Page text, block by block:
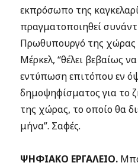
εκπρόσωπο της
πραγματοποιηθεί
Πρωθυπουργό της χώρας
Μέρκελ, “θέλει βεβαίως
εντύπωση επιτόπου εν
δημοψηφίσματος για το
της χώρας, το οποίο θα
μήνα”. Σαφές.
ΨΗΦΙΑΚΟ ΕΡΓΑΛΕΙΟ.